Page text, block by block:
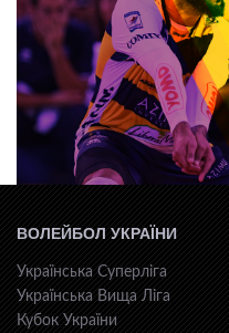
ВОЛЕЙБОЛ УКРАЇНИ
Українська Суперліга
Українська Вища Ліга
Кубок України